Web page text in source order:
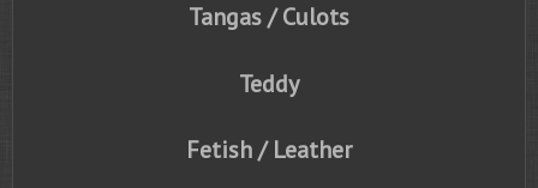
Tangas / Culots
Teddy
Fetish / Leather